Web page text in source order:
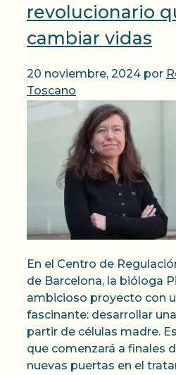
revolucionario
cambiar vidas
20 noviembre, 2024 por
Toscano
En el Centro de
de Barcelona, la bióloga
ambicioso proyecto con
fascinante: desarrollar
partir de células madre.
que comenzará a finales
nuevas puertas en el